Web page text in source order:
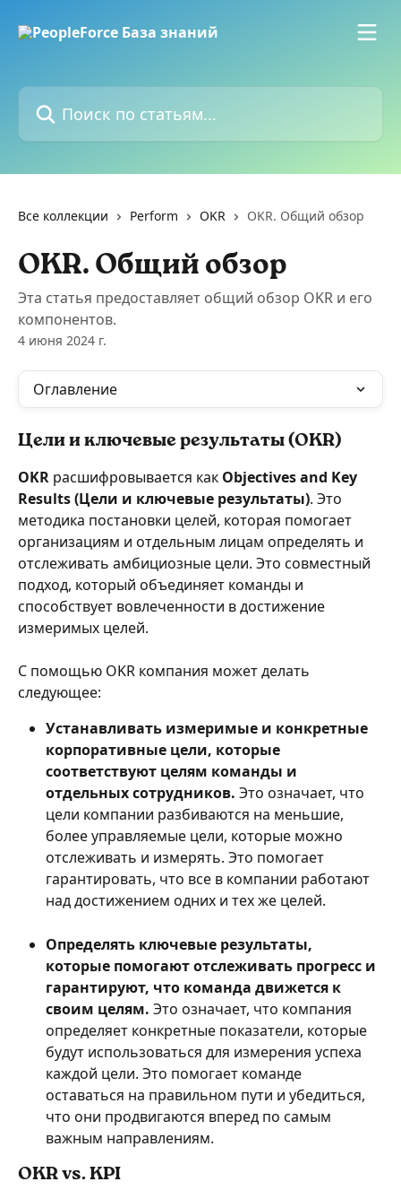
Поиск по статьям...
Все коллекции Perform OKR OKR. Общий обзор
OKR. Общий обзор
Эта статья предоставляет общий обзор OKR и его
компонентов.
4 июня 2024 г.
Оглавление
Цели и ключевые результаты (OKR)
OKR расшифровывается как Objectives and Key
Results (Цели и ключевые результаты). Это
методика постановки целей, которая помогает
организациям и отдельным лицам определять и
отслеживать амбициозные цели. Это совместный
подход, который объединяет команды и
способствует вовлеченности в достижение
измеримых целей.
С помощью OKR компания может делать
следующее:
Устанавливать измеримые и конкретные
корпоративные цели, которые
соответствуют целям команды и
отдельных сотрудников. Это означает, что
цели компании разбиваются на меньшие,
более управляемые цели, которые можно
отслеживать и измерять. Это помогает
гарантировать, что все в компании работают
над достижением одних и тех же целей.
Определять ключевые результаты,
которые помогают отслеживать прогресс и
гарантируют, что команда движется к
своим целям. Это означает, что компания
определяет конкретные показатели, которые
будут использоваться для измерения успеха
каждой цели. Это помогает команде
оставаться на правильном пути и убедиться,
что они продвигаются вперед по самым
важным направлениям.
OKR vs. KPI